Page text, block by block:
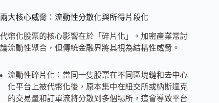
兩大核心威脅：流動性分散化與所得片段化
代幣化股票的核心影響在於「碎片化」。加密產業常討
論流動性聚合，但傳統金融界將其視為結構性威脅。
流動性碎片化：當同一隻股票在不同區塊鏈和去中心
化平台上被代幣化後，原本集中在紐交所或納斯達克
的交易量和訂單流將分散到多個場所。這會導致平台